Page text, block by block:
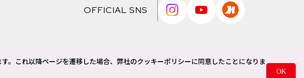
OFFICIAL SNS
。これ以降ページを遷移した場合、弊社のクッキーポリシーに同意したことになりま
OK